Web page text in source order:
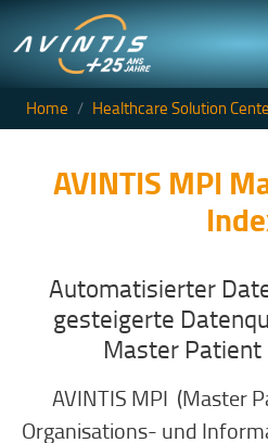
Direkt zum Inhalt
Home Healthcare Solution
AVINTIS MPI
Automatisierter
gesteigerte
Master Patient
AVINTIS MPI (Master
Organisations- und